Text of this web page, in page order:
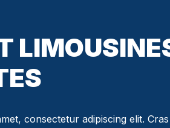
consectetur adipiscing elit.